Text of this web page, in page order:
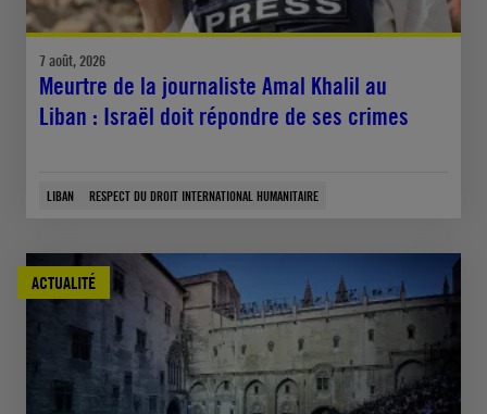
7 août, 2026
Meurtre de la journaliste Amal Khalil au
Liban : Israël doit répondre de ses crimes
LIBAN RESPECT DU DROIT INTERNATIONAL HUMANITAIRE
ACTUALITÉ